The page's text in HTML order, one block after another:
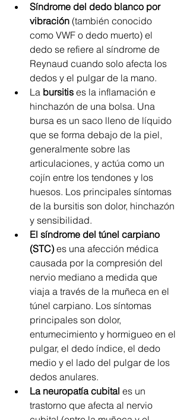
Síndrome del dedo blanco por
vibración (también conocido
como VWF o dedo muerto) el
dedo se refiere al síndrome de
Reynaud cuando solo afecta los
dedos y el pulgar de la mano.
La bursitis es la inflamación e
hinchazón de una bolsa. Una
bursa es un saco lleno de líquido
que se forma debajo de la piel,
generalmente sobre las
articulaciones, y actúa como un
cojín entre los tendones y los
huesos. Los principales síntomas
de la bursitis son dolor, hinchazón
y sensibilidad.
El síndrome del túnel carpiano
(STC) es una afección médica
causada por la compresión del
nervio mediano a medida que
viaja a través de la muñeca en el
túnel carpiano. Los síntomas
principales son dolor,
entumecimiento y hormigueo en el
pulgar, el dedo índice, el dedo
medio y el lado del pulgar de los
dedos anulares.
La neuropatía cubital es un
trastorno que afecta al nervio